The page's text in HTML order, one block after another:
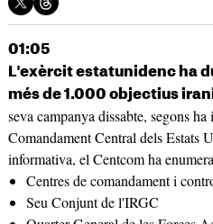
01:05
L'exèrcit estatunidenc ha
més de 1.000 objectius
seva campanya dissabte, segons
Comandament Central dels Estats
informativa, el Centcom ha
Centres de comandament i
Seu Conjunt de l'IRGC